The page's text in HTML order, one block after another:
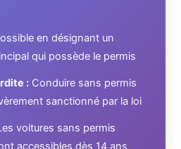
en désignant un
qui possède le permis
: Conduire sans permis
sanctionné par la loi
voitures sans permis
accessibles dès 14 ans